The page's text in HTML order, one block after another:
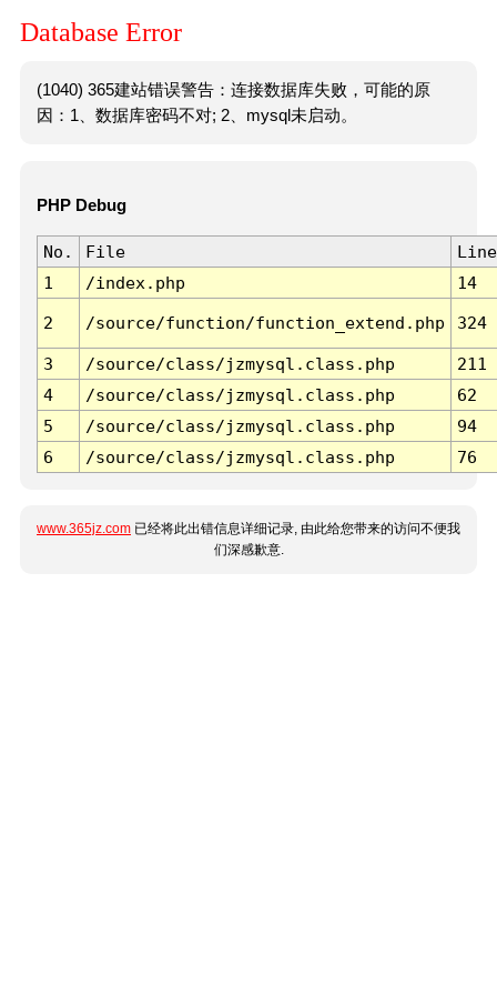
Database Error
(1040) 365建站错误警告：连接数据库失败，可能的原
因：1、数据库密码不对; 2、mysql未启动。
PHP Debug
No. File
Line
1
/index.php 14
2 /source/function/function_extend.php 324
3 /source/class/jzmysql.class.php
211
4
/source/class/jzmysql.class.php
62
5
/source/class/jzmysql.class.php
94
6
/source/class/jzmysql.class.php 76
www.365jz.com 已经将此出错信息详细记录, 由此给您带来的访问不便我
们深感歉意.